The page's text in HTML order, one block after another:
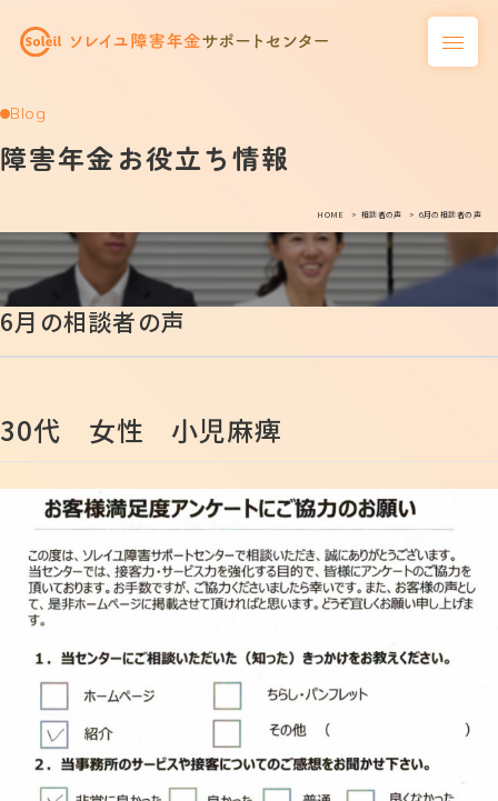
Blog
障害年金お役立ち情報
HOME 相談者の声 6月の相談者の声
6月の相談者の声
30代 女性 小児麻痺